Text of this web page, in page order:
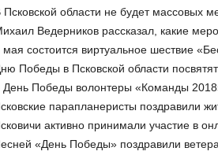
области не будет массовых
Ведерников рассказал, какие
состоится виртуальное шествие
Победы в Псковской области
День Победы волонтеры «Команды
парапланеристы поздравили
активно принимали участие в
«День Победы» поздравили